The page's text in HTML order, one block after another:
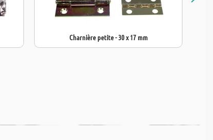
Charnière petite - 30 x 17 mm